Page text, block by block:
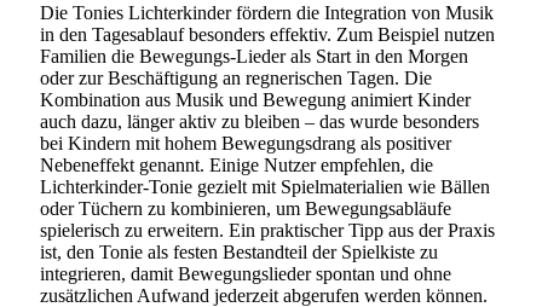
Die Tonies Lichterkinder fördern die Integration von Musik
in den Tagesablauf besonders effektiv. Zum Beispiel nutzen
Familien die Bewegungs-Lieder als Start in den Morgen
oder zur Beschäftigung an regnerischen Tagen. Die
Kombination aus Musik und Bewegung animiert Kinder
auch dazu, länger aktiv zu bleiben – das wurde besonders
bei Kindern mit hohem Bewegungsdrang als positiver
Nebeneffekt genannt. Einige Nutzer empfehlen, die
Lichterkinder-Tonie gezielt mit Spielmaterialien wie Bällen
oder Tüchern zu kombinieren, um Bewegungsabläufe
spielerisch zu erweitern. Ein praktischer Tipp aus der Praxis
ist, den Tonie als festen Bestandteil der Spielkiste zu
integrieren, damit Bewegungslieder spontan und ohne
zusätzlichen Aufwand jederzeit abgerufen werden können.